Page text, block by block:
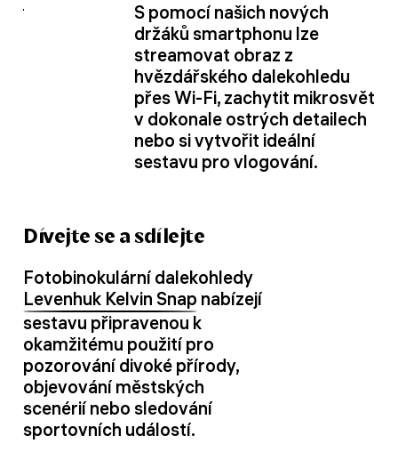
S pomocí našich nových
držáků smartphonu lze
streamovat obraz z
hvězdářského dalekohledu
přes Wi-Fi, zachytit mikrosvět
v dokonale ostrých detailech
nebo si vytvořit ideální
sestavu pro vlogování.
Dívejte se a sdílejte
Fotobinokulární dalekohledy
Levenhuk Kelvin Snap nabízejí
sestavu připravenou k
okamžitému použití pro
pozorování divoké přírody,
objevování městských
scenérií nebo sledování
sportovních událostí.